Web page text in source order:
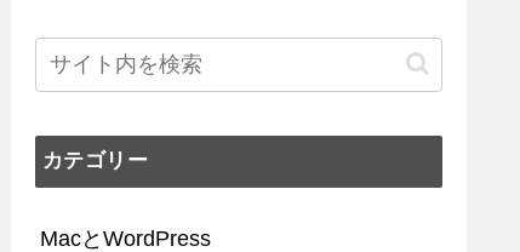
カテゴリー
MacとWordPress